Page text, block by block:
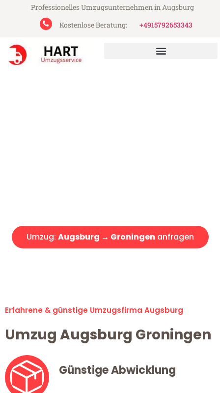
Professionelles Umzugsunternehmen in Augsburg
Kostenlose Beratung:
+4915792653343
Umzug: Augsburg → Groningen anfragen
Erfahrene & günstige Umzugsfirma Augsburg
Umzug Augsburg Groningen
Günstige Abwicklung